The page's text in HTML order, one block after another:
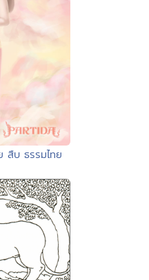
สืบ ธรรมไทย